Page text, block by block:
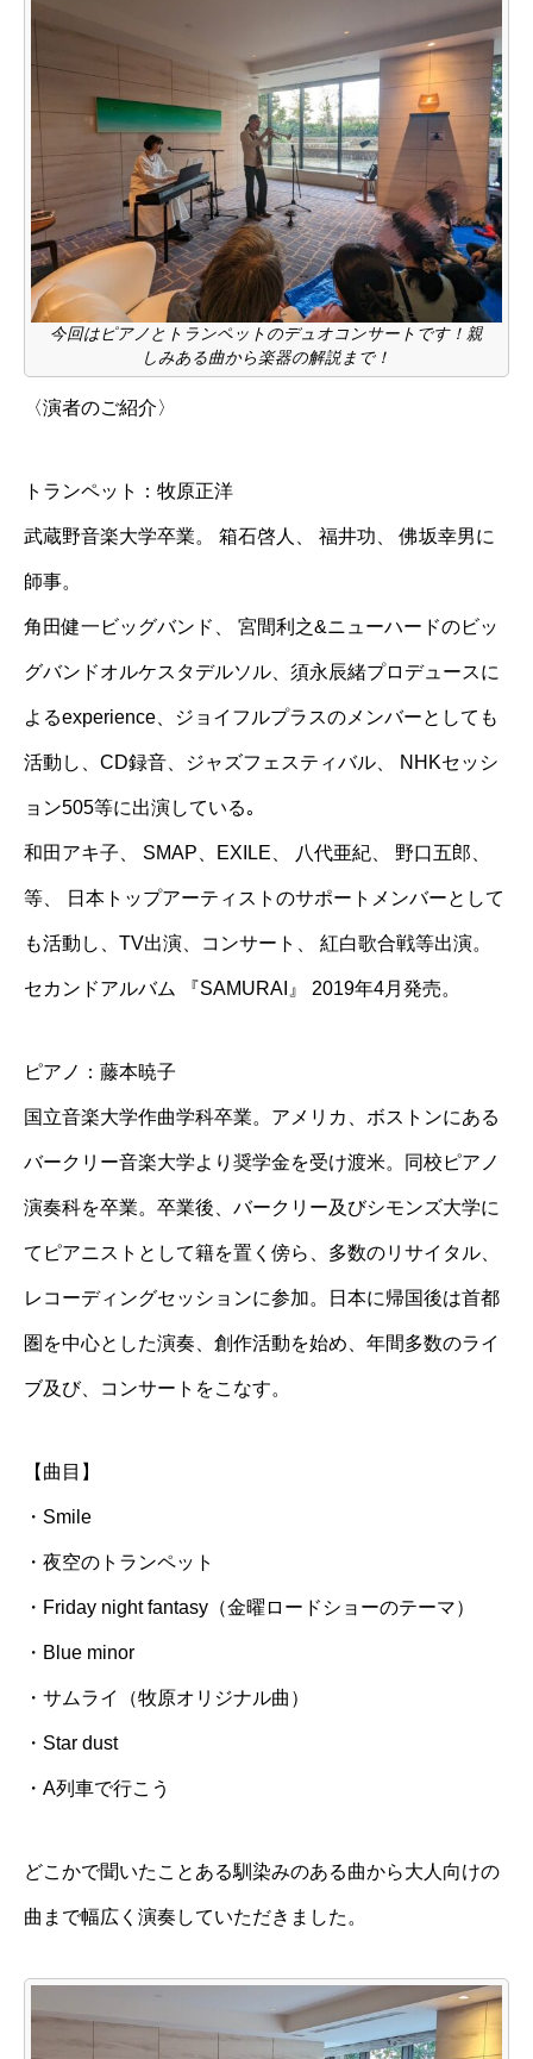
今回はピアノとトランペットのデュオコンサートです！親
しみある曲から楽器の解説まで！
〈演者のご紹介〉
トランペット：牧原正洋
武蔵野音楽大学卒業。 箱石啓人、 福井功、 佛坂幸男に
師事。
角田健一ビッグバンド、 宮間利之&ニューハードのビッ
グバンドオルケスタデルソル、須永辰緒プロデュースに
よるexperience、ジョイフルプラスのメンバーとしても
活動し、CD録音、ジャズフェスティバル、 NHKセッシ
ョン505等に出演している｡
和田アキ子、 SMAP、EXILE、 八代亜紀、 野口五郎、
等、 日本トップアーティストのサポートメンバーとして
も活動し、TV出演、コンサート、 紅白歌合戦等出演。
セカンドアルバム 『SAMURAI』 2019年4月発売。
ピアノ：藤本暁子
国立音楽大学作曲学科卒業。アメリカ、ボストンにある
バークリー音楽大学より奨学金を受け渡米。同校ピアノ
演奏科を卒業。卒業後、バークリー及びシモンズ大学に
てピアニストとして籍を置く傍ら、多数のリサイタル、
レコーディングセッションに参加。日本に帰国後は首都
圏を中心とした演奏、創作活動を始め、年間多数のライ
ブ及び、コンサートをこなす。
【曲目】
・Smile
・夜空のトランペット
・Friday night fantasy（金曜ロードショーのテーマ）
・Blue minor
・サムライ（牧原オリジナル曲）
・Star dust
・A列車で行こう
どこかで聞いたことある馴染みのある曲から大人向けの
曲まで幅広く演奏していただきました。